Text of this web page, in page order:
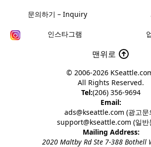
문의하기 – Inquiry
인스타그램
맨위로
© 2006-2026
All Rights Reserved.
Tel:(206) 356-9694
Email:
ads@kseattle.com (광고문
support@kseattle.com (일반
Mailing Address:
2020 Maltby Rd Ste 7-388 Bothell